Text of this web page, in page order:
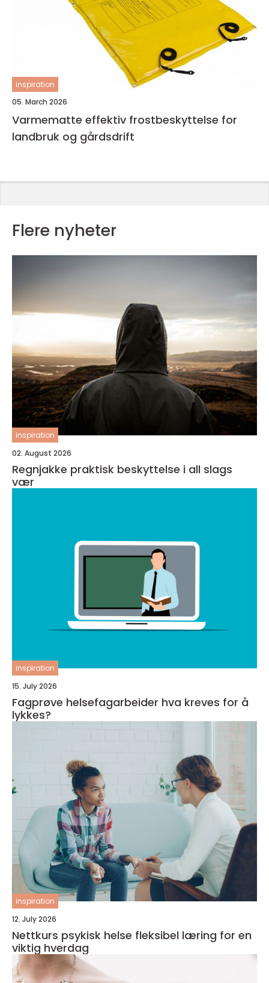
inspiration
05. March 2026
Varmematte effektiv frostbeskyttelse for
landbruk og gårdsdrift
Flere nyheter
inspiration
02. August 2026
Regnjakke praktisk beskyttelse i all slags
vær
inspiration
15. July 2026
Fagprøve helsefagarbeider hva kreves for å
lykkes?
inspiration
12. July 2026
Nettkurs psykisk helse fleksibel læring for en
viktig hverdag